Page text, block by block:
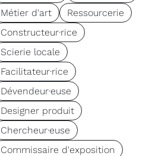
Métier d'art
Ressourcerie
Constructeur·rice
Scierie locale
Facilitateur·rice
Dévendeur·euse
Designer produit
Chercheur·euse
Commissaire d'exposition